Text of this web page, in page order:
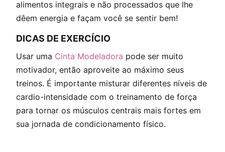
alimentos integrais e não processados ​​que lhe
dêem energia e façam você se sentir bem!
DICAS DE EXERCÍCIO
Usar uma Cinta Modeladora pode ser muito
motivador, então aproveite ao máximo seus
treinos. É importante misturar diferentes níveis de
cardio-intensidade com o treinamento de força
para tornar os músculos centrais mais fortes em
sua jornada de condicionamento físico.